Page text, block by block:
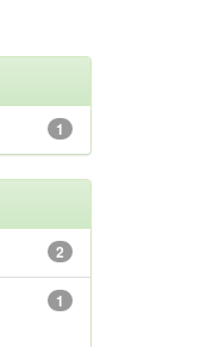
1
2
1